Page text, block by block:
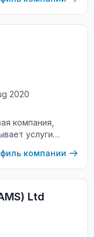
2020
компания,
услуги
в 9 ст...
компании
Ltd